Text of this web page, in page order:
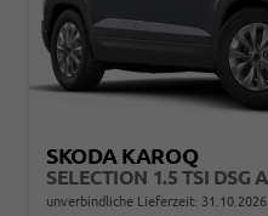
SKODA KAROQ
unverbindliche Lieferzeit: 31.10.2026